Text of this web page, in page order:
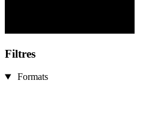
Filtres
Formats